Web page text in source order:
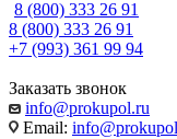
8 (800) 333 26 91
8 (800) 333 26 91
+7 (993) 361 99 94
Заказать звонок
info@prokupol.ru
Email: